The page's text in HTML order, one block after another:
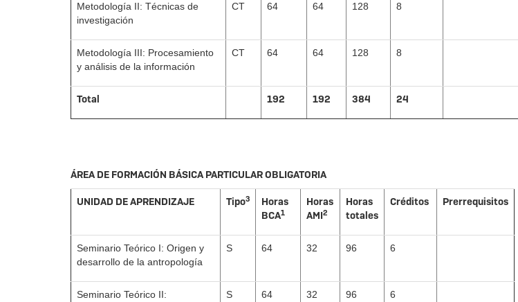
Metodología II: Técnicas de
investigación
CT 64 64 128 8
Metodología III: Procesamiento
y análisis de la información
CT 64 64 128 8
Total 192 192 384 24
ÁREA DE FORMACIÓN BÁSICA PARTICULAR OBLIGATORIA
UNIDAD DE APRENDIZAJE Tipo3
Horas
BCA1
Horas
AMI2
Horas
totales
Créditos Prerrequisitos
Seminario Teórico I: Origen y
desarrollo de la antropología
S 64 32 96 6
Seminario Teórico II:
S 64 32 96 6